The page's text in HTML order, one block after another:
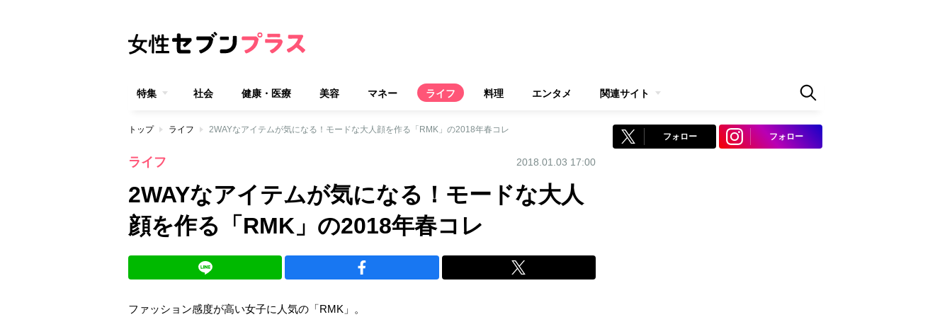
特集 社会 健康・医療 美容 マネー ライフ 料理 エンタメ 関連サイト
トップ ライフ 2WAYなアイテムが気になる！モードな大人顔を作る「RMK」の2018年春コレ
ライフ 2018.01.03 17:00
2WAYなアイテムが気になる！モードな大人
顔を作る「RMK」の2018年春コレ
ファッション感度が高い女子に人気の「RMK」。
フォロー フォロー